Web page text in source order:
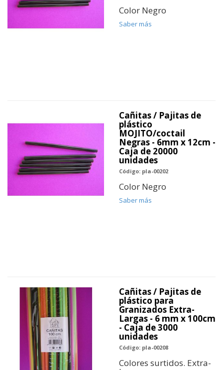
Color Negro
Saber más
Cañitas / Pajitas de
plástico
MOJITO/coctail
Negras - 6mm x 12cm -
Caja de 20000
unidades
Código: pla-00202
Color Negro
Saber más
Cañitas / Pajitas de
plástico para
Granizados Extra-
Largas - 6 mm x 100cm
- Caja de 3000
unidades
Código: pla-00208
Colores surtidos. Extra-